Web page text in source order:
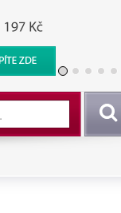
Vyhledat